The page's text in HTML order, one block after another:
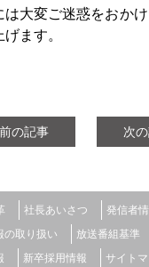
は大変ご迷惑をおか
ます。
の記事 次
社長あいさつ
発信者
の取り扱い 放送番組基準
新卒採用情報 サイト